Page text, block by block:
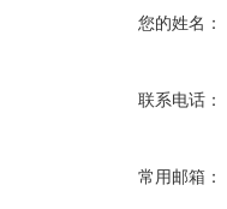
您的姓名：
联系电话：
常用邮箱：